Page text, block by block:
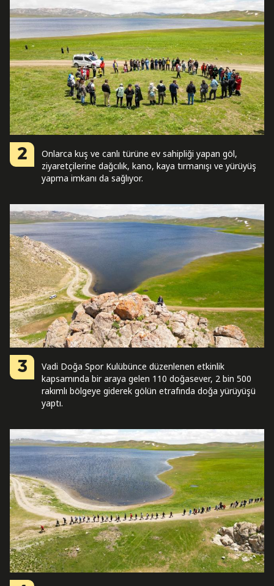
2
Onlarca kuş ve canlı türüne ev sahipliği yapan göl,
ziyaretçilerine dağcılık, kano, kaya tırmanışı ve yürüyüş
yapma imkanı da sağlıyor.
3
Vadi Doğa Spor Kulübünce düzenlenen etkinlik
kapsamında bir araya gelen 110 doğasever, 2 bin 500
rakımlı bölgeye giderek gölün etrafında doğa yürüyüşü
yaptı.